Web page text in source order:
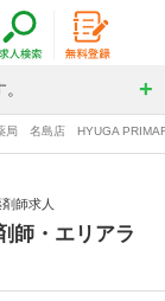
局 名島店 HYUGA
師求人
師・エリアラ